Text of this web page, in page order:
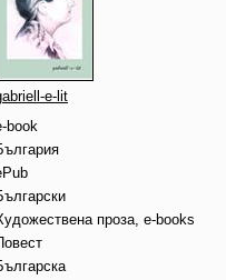
e-lit
book
проза, e-books